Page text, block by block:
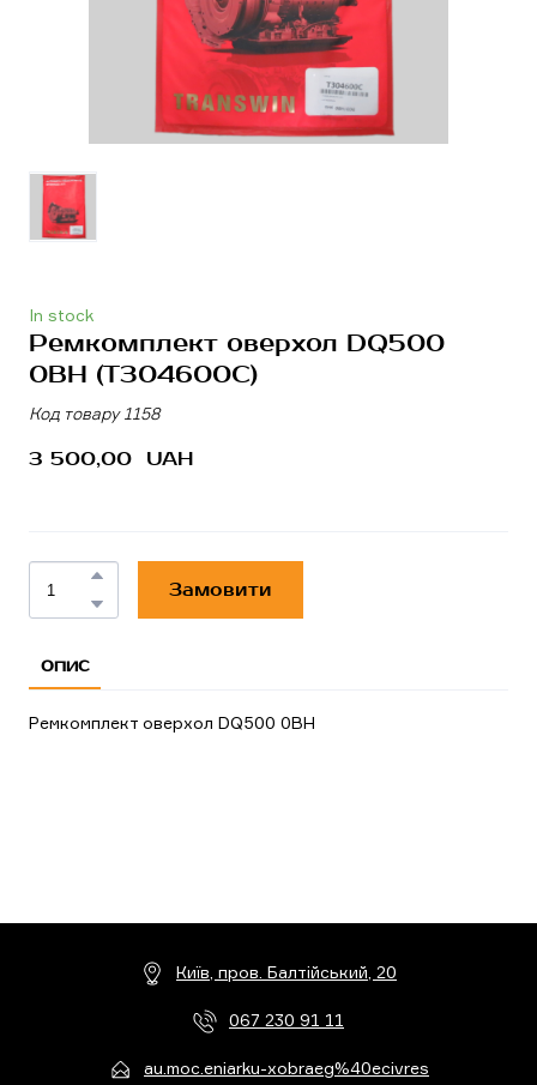
In stock
Ремкомплект оверхол DQ500
0BH (T304600C)
Код товару 1158
3 500,00  UAH
Замовити
ОПИС
Ремкомплект оверхол DQ500 0BH
Київ, пров. Балтійський, 20
067 230 91 11
au.moc.eniarku-xobraeg%40ecivres